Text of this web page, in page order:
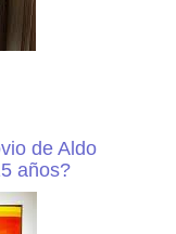
de Aldo
años?